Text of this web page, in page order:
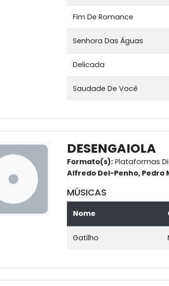
Fim De Romance
Senhora Das Águas
Delicada
Saudade De Você
DESENGAIOLA
Formato(s): Plataformas
Alfredo Del-Penho, Pedro
MÚSICAS
Nome
Gatilho